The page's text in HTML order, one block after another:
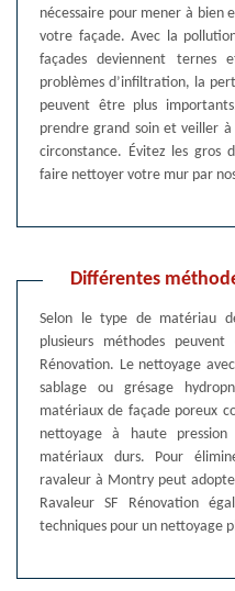
nécessaire pour mener à bien
votre façade. Avec la
façades deviennent ternes
problèmes d’infiltration, la
peuvent être plus
prendre grand soin et veiller
circonstance. Évitez les gros
faire nettoyer votre mur par
Différentes
Selon le type de matériau
plusieurs méthodes
Rénovation. Le nettoyage
sablage ou grésage
matériaux de façade poreux
nettoyage à haute
matériaux durs. Pour
ravaleur à Montry peut
Ravaleur SF Rénovation
techniques pour un nettoyage